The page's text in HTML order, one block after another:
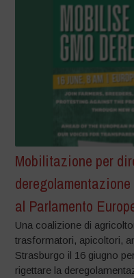
Mobilitazione per
al Parlamento
Una coalizione di
trasformatori, apicoltori,
Strasburgo il 16 giugno
rigettare la